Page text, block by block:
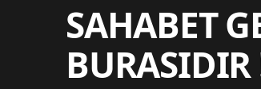
SAHABET
BURASIDIR